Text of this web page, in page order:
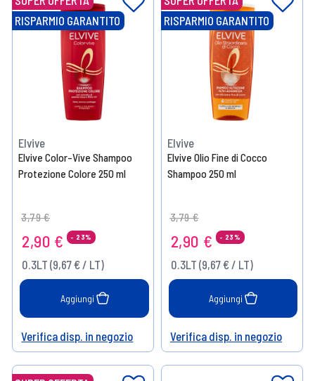
RISPARMIO GARANTITO
Elvive
Elvive Color-Vive Shampoo
Protezione Colore 250 ml
Price reduced from
3,79 €to
2,90 € - 23%
0.3LT (9,67 € / LT)
Aggiungi
Help
Verifica disp. in negozio
RISPARMIO GARANTITO
Elvive
Elvive Olio Fine di Cocco
Shampoo 250 ml
Price reduced from
3,79 €to
2,90 € - 23%
0.3LT (9,67 € / LT)
Aggiungi
Help
Verifica disp. in negozio